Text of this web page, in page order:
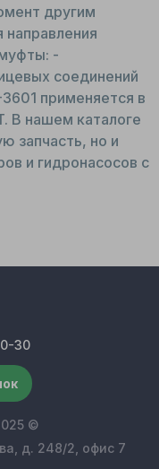
другим
-
соединений
применяется в
В нашем каталоге
запчасть, но и
и гидронасосов с
30
©
д. 248/2, офис 7